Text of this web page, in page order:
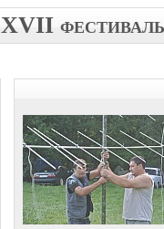
XVII